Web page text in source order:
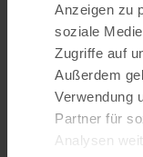
Anzeigen zu
soziale
Zugriffe auf
Außerdem
Verwendung
Partner für
Analysen
ab Brohl/Rhein
10.15 Uhr
11.40 Uhr
ab Engeln
11.50 Uhr
13.00 Uhr